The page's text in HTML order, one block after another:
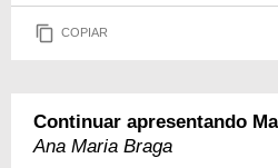
COPIAR
Continuar apresentando
Ana Maria Braga